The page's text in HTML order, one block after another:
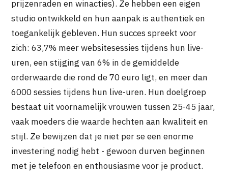
prijzenraden en winacties). Ze hebben een eigen
studio ontwikkeld en hun aanpak is authentiek en
toegankelijk gebleven. Hun succes spreekt voor
zich: 63,7% meer websitesessies tijdens hun live-
uren, een stijging van 6% in de gemiddelde
orderwaarde die rond de 70 euro ligt, en meer dan
6000 sessies tijdens hun live-uren. Hun doelgroep
bestaat uit voornamelijk vrouwen tussen 25-45 jaar,
vaak moeders die waarde hechten aan kwaliteit en
stijl. Ze bewijzen dat je niet per se een enorme
investering nodig hebt - gewoon durven beginnen
met je telefoon en enthousiasme voor je product.